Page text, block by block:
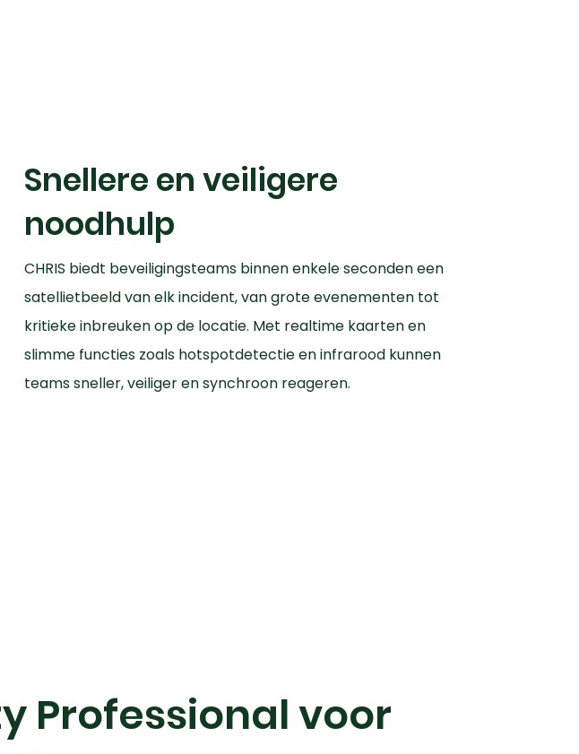
Snellere en veiligere
noodhulp
CHRIS biedt beveiligingsteams binnen enkele seconden een
satellietbeeld van elk incident, van grote evenementen tot
kritieke inbreuken op de locatie. Met realtime kaarten en
slimme functies zoals hotspotdetectie en infrarood kunnen
teams sneller, veiliger en synchroon reageren.
Professional voor